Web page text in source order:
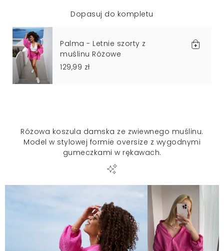
Dopasuj do kompletu
Palma - Letnie szorty z
muślinu Różowe
129,99 zł
Różowa koszula damska ze zwiewnego muślinu.
Model w stylowej formie oversize z wygodnymi
gumeczkami w rękawach.